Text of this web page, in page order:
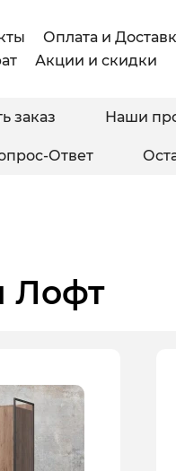
Оплата и
Акции и скидки
заказ Наши
Ответ
Лофт